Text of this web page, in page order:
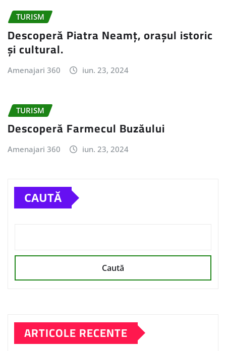
TURISM
Descoperă Piatra Neamț, orașul istoric
și cultural.
Amenajari 360 iun. 23, 2024
TURISM
Descoperă Farmecul Buzăului
Amenajari 360 iun. 23, 2024
CAUTĂ
Caută
ARTICOLE RECENTE